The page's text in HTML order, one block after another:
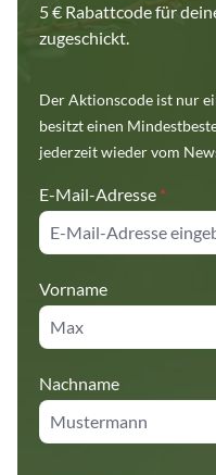
5 € Rabattcode für
zugeschickt.
Der Aktionscode ist nur
besitzt einen
jederzeit wieder vom
E-Mail-Adresse *
Vorname
Nachname